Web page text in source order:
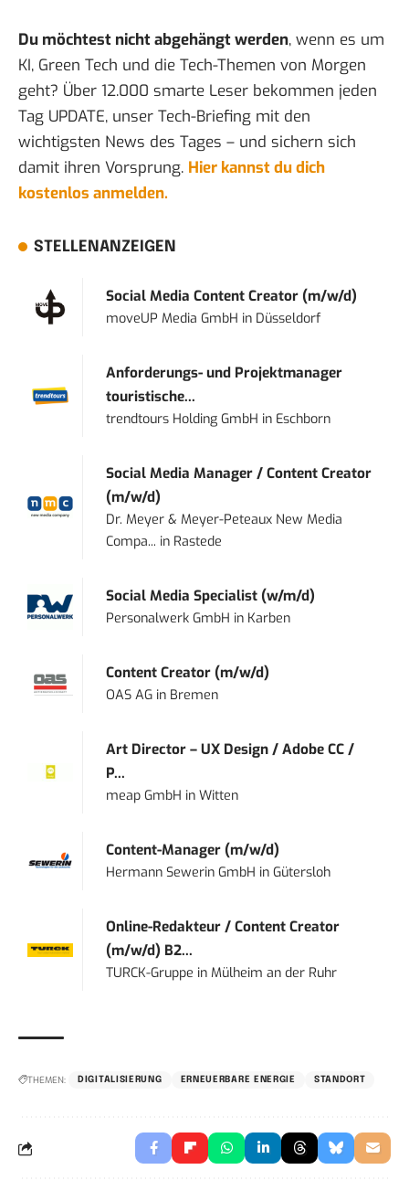
Du möchtest nicht abgehängt werden, wenn es um
KI, Green Tech und die Tech-Themen von Morgen
geht? Über 12.000 smarte Leser bekommen jeden
Tag UPDATE, unser Tech-Briefing mit den
wichtigsten News des Tages – und sichern sich
damit ihren Vorsprung. Hier kannst du dich
kostenlos anmelden.
STELLENANZEIGEN
Social Media Content Creator (m/w/d)
moveUP Media GmbH in Düsseldorf
Anforderungs- und Projektmanager
touristische...
trendtours Holding GmbH in Eschborn
Social Media Manager / Content Creator
(m/w/d)
Dr. Meyer & Meyer-Peteaux New Media
Compa... in Rastede
Social Media Specialist (w/m/d)
Personalwerk GmbH in Karben
Content Creator (m/w/d)
OAS AG in Bremen
Art Director – UX Design / Adobe CC /
P...
meap GmbH inWitten
Content-Manager (m/w/d)
Hermann Sewerin GmbH inGütersloh
Online-Redakteur / Content Creator
(m/w/d) B2...
TURCK-Gruppe inMülheim an der Ruhr
THEMEN: DIGITALISIERUNG ERNEUERBARE ENERGIE STANDORT